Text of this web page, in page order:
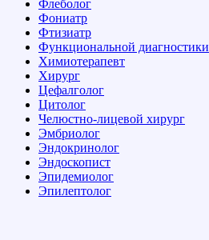
Флеболог
Фониатр
Фтизиатр
Функциональной диагностики
Химиотерапевт
Хирург
Цефалголог
Цитолог
Челюстно-лицевой хирург
Эмбриолог
Эндокринолог
Эндоскопист
Эпидемиолог
Эпилептолог